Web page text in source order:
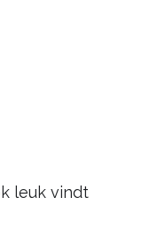
leuk vindt